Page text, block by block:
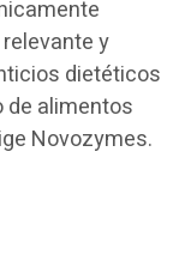
y
dietéticos
de alimentos
Novozymes.